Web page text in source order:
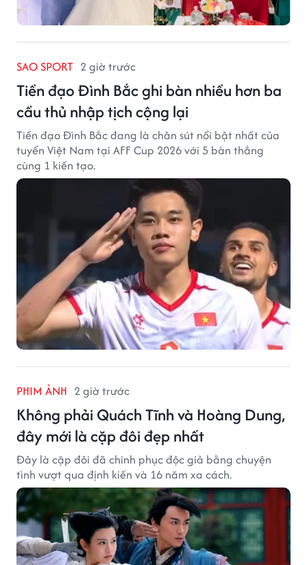
SAO SPORT 2 giờ trước
Tiền đạo Đình Bắc ghi bàn nhiều hơn ba
cầu thủ nhập tịch cộng lại
Tiền đạo Đình Bắc đang là chân sút nổi bật nhất của
tuyển Việt Nam tại AFF Cup 2026 với 5 bàn thắng
cùng 1 kiến tạo.
PHIM ẢNH 2 giờ trước
Không phải Quách Tĩnh và Hoàng Dung,
đây mới là cặp đôi đẹp nhất
Đây là cặp đôi đã chinh phục độc giả bằng chuyện
tình vượt qua định kiến và 16 năm xa cách.